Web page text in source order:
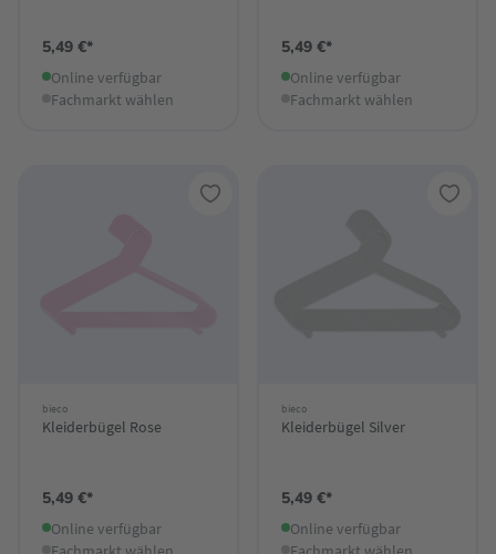
5,49 €*
Online verfügbar
Fachmarkt wählen
5,49 €*
Online verfügbar
Fachmarkt wählen
bieco
Kleiderbügel Rose
5,49 €*
Online verfügbar
bieco
Kleiderbügel Silver
5,49 €*
Online verfügbar